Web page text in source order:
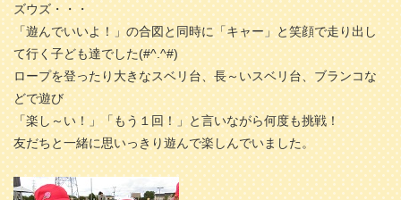
ズウズ・・・
「遊んでいいよ！」の合図と同時に「キャー」と笑顔で走り出し
て行く子ども達でした(#^.^#)
ロープを登ったり大きなスベリ台、長～いスベリ台、ブランコな
どで遊び
「楽し～い！」「もう１回！」と言いながら何度も挑戦！
友だちと一緒に思いっきり遊んで楽しんでいました。